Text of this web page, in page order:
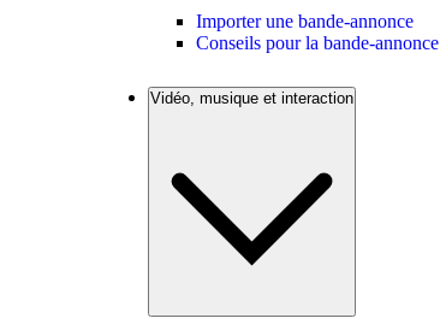
Importer une bande-annonce
Conseils pour la bande-annonce
Vidéo, musique et interaction